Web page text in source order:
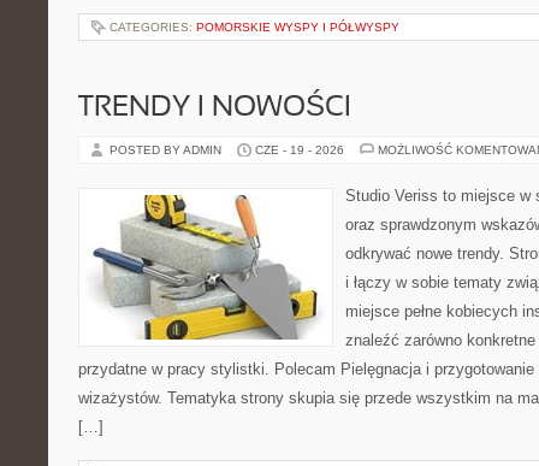
CATEGORIES: POMORSKIE WYSPY I PÓŁWYSPY
TRENDY I NOWOŚCI
POSTED BY ADMIN CZE - 19 - 2026 MOŻLIWOŚĆ
Studio Veriss to miejsce w
oraz sprawdzonym
odkrywać nowe trendy.
i łączy w sobie tematy
miejsce pełne kobiecych
znaleźć zarówno
przydatne w pracy stylistki. Polecam Pielęgnacja i
wizażystów. Tematyka strony skupia się przede wszystkim na
[…]